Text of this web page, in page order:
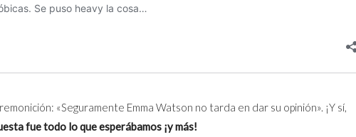
«Seguramente Emma Watson no tarda en dar su opinión». ¡Y sí,
fue todo lo que esperábamos ¡y más!